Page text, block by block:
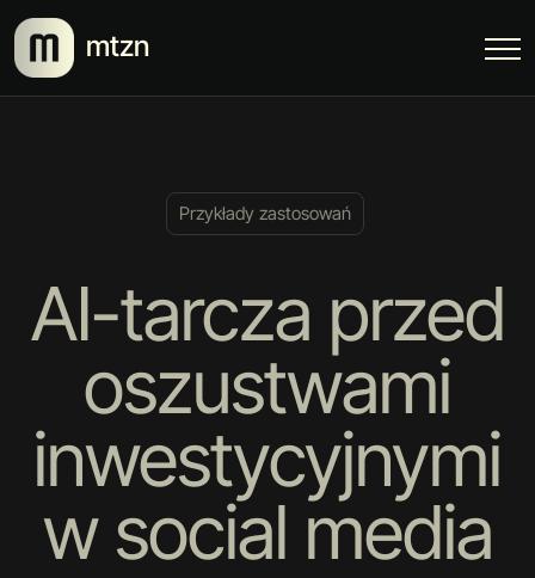
mtzn
Przykłady zastosowań
AI-tarcza przed
oszustwami
inwestycyjnymi
w social media